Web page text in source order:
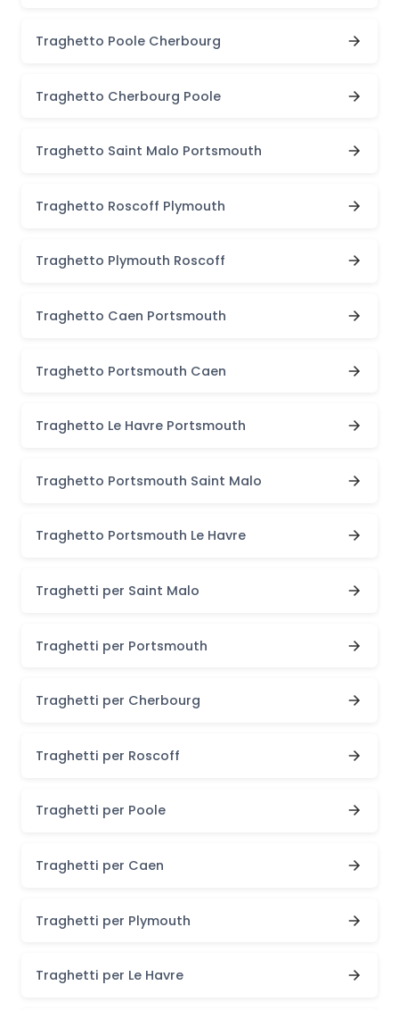
Traghetto Poole Cherbourg
Traghetto Cherbourg Poole
Traghetto Saint Malo Portsmouth
Traghetto Roscoff Plymouth
Traghetto Plymouth Roscoff
Traghetto Caen Portsmouth
Traghetto Portsmouth Caen
Traghetto Le Havre Portsmouth
Traghetto Portsmouth Saint Malo
Traghetto Portsmouth Le Havre
Traghetti per Saint Malo
Traghetti per Portsmouth
Traghetti per Cherbourg
Traghetti per Roscoff
Traghetti per Poole
Traghetti per Caen
Traghetti per Plymouth
Traghetti per Le Havre